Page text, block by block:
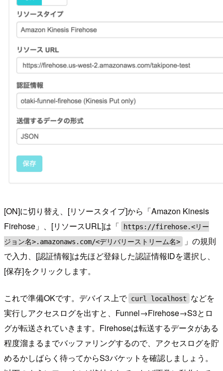
[ON]に切り替え、[リソースタイプ]から「Amazon Kinesis
Firehose」、[リソースURL]は「
https://firehose.<リー
ジョン名>.amazonaws.com/<デリバリーストリーム名>
」の規則
で入力、[認証情報]は先ほど登録した認証情報IDを選択し、
[保存]をクリックします。
これで準備OKです。デバイス上で curl localhost
などを
実行しアクセスログを出すと、Funnel→Firehose→S3とロ
グが転送されていきます。Firehoseは転送するデータがある
程度溜まるまでバッファリングするので、アクセスログを貯
めるかしばらく待ってからS3バケットを確認しましょう。